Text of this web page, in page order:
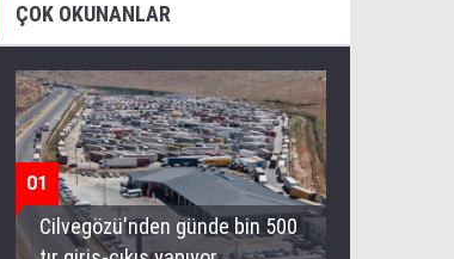
ÇOK OKUNANLAR
01
Cilvegözü'nden günde bin 500